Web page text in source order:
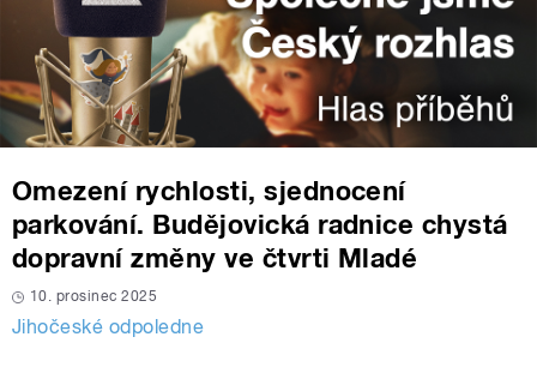
Omezení rychlosti, sjednocení
parkování. Budějovická radnice chystá
dopravní změny ve čtvrti Mladé
10. prosinec 2025
Jihočeské odpoledne